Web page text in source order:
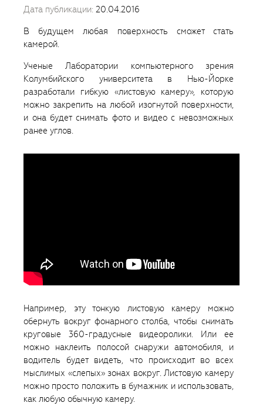
Дата публикации: 20.04.2016
В будущем любая поверхность сможет стать
камерой.
Ученые Лаборатории компьютерного зрения
Колумбийского университета в Нью-Йорке
разработали гибкую «листовую камеру», которую
можно закрепить на любой изогнутой поверхности,
и она будет снимать фото и видео с невозможных
ранее углов.
Например, эту тонкую листовую камеру можно
обернуть вокруг фонарного столба, чтобы снимать
круговые 360-градусные видеоролики. Или ее
можно наклеить полосой снаружи автомобиля, и
водитель будет видеть, что происходит во всех
мыслимых «слепых» зонах вокруг. Листовую камеру
можно просто положить в бумажник и использовать,
как любую обычную камеру.